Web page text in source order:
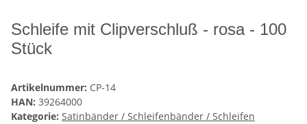
Schleife mit Clipverschluß - rosa - 100
Stück
Artikelnummer: CP-14
HAN: 39264000
Kategorie: Satinbänder / Schleifenbänder / Schleifen